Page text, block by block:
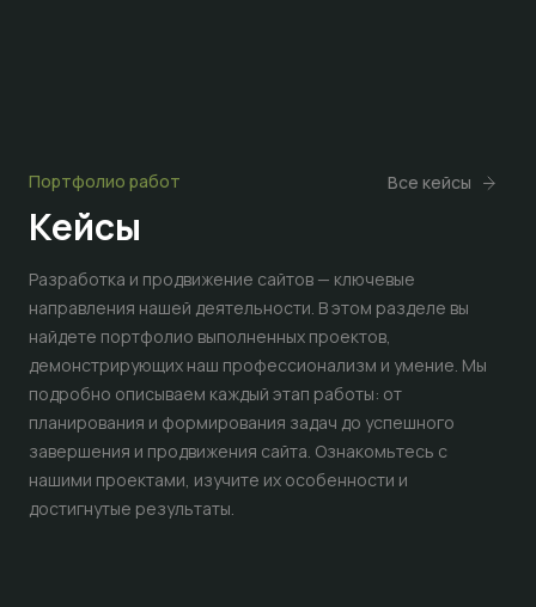
Портфолио работ
Кейсы
Все кейсы
Разработка и продвижение сайтов — ключевые
направления нашей деятельности. В этом разделе вы
найдете портфолио выполненных проектов,
демонстрирующих наш профессионализм и умение. Мы
подробно описываем каждый этап работы: от
планирования и формирования задач до успешного
завершения и продвижения сайта. Ознакомьтесь с
нашими проектами, изучите их особенности и
достигнутые результаты.